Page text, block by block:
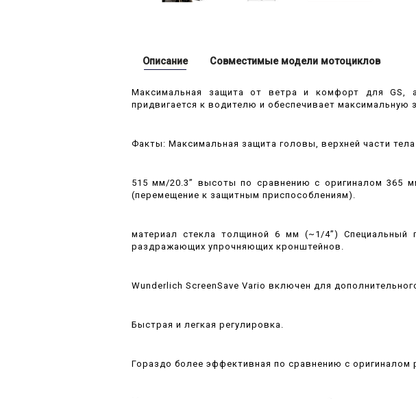
Описание
Максимальная защита от ветра и комфорт для GS,
придвигается к водителю и обеспечивает максимальную
Факты: Максимальная защита головы, верхней части тела
515 мм/20.3” высоты по сравнению с оригиналом 365
(перемещение к защитным приспособлениям).
материал стекла толщиной 6 мм (~1/4”) Специальный
раздражающих упрочняющих кронштейнов.
Wunderlich ScreenSave Vario включен для
Быстрая и легкая регулировка.
Гораздо более эффективная по сравнению с оригиналом
Совместимые модели мотоциклов